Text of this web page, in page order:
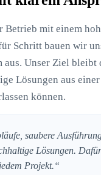
Betrieb mit einem
Schritt bauen wir
aus. Unser Ziel bleibt
Lösungen aus
können.
saubere
Lösungen.
Projekt.“